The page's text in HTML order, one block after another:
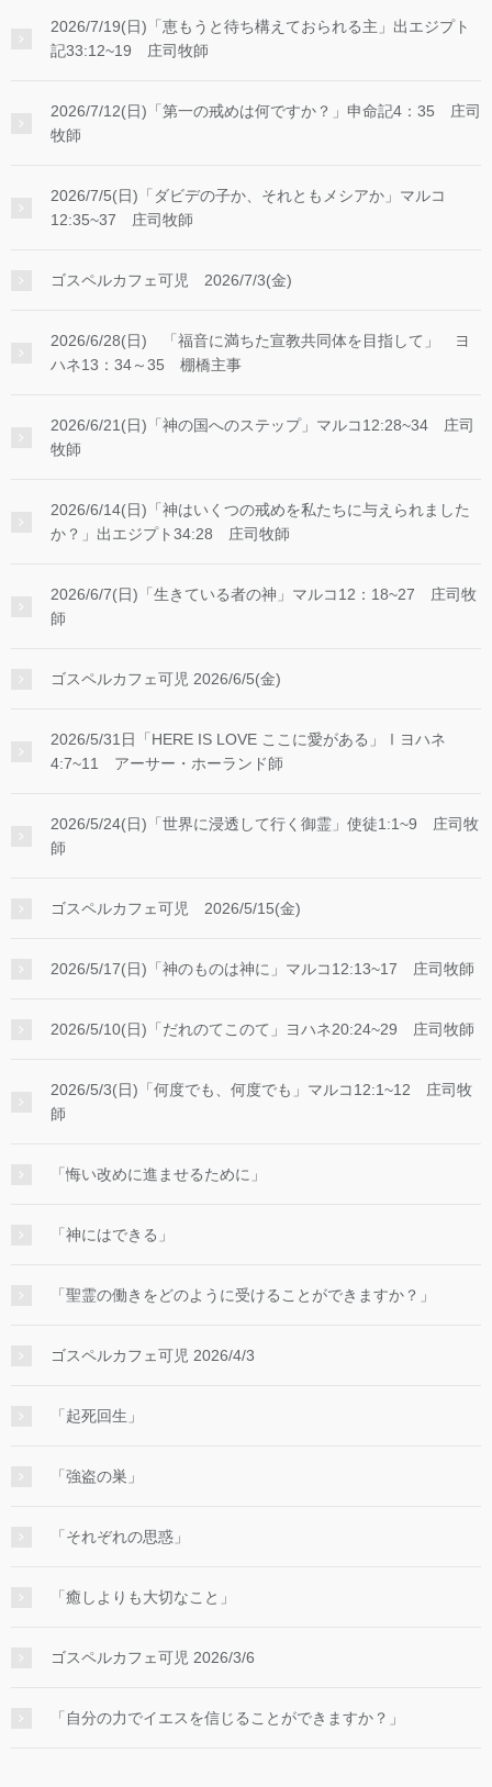
2026/7/19(日)「恵もうと待ち構えておられる主」出エジプト
記33:12~19 庄司牧師
2026/7/12(日)「第一の戒めは何ですか？」申命記4：35 庄司
牧師
2026/7/5(日)「ダビデの子か、それともメシアか」マルコ
12:35~37 庄司牧師
ゴスペルカフェ可児 2026/7/3(金)
2026/6/28(日) 「福音に満ちた宣教共同体を目指して」 ヨ
ハネ13：34～35 棚橋主事
2026/6/21(日)「神の国へのステップ」マルコ12:28~34 庄司
牧師
2026/6/14(日)「神はいくつの戒めを私たちに与えられました
か？」出エジプト34:28 庄司牧師
2026/6/7(日)「生きている者の神」マルコ12：18~27 庄司牧
師
ゴスペルカフェ可児 2026/6/5(金)
2026/5/31日「HERE IS LOVE ここに愛がある」Ⅰヨハネ
4:7~11 アーサー・ホーランド師
2026/5/24(日)「世界に浸透して行く御霊」使徒1:1~9 庄司牧
師
ゴスペルカフェ可児 2026/5/15(金)
2026/5/17(日)「神のものは神に」マルコ12:13~17 庄司牧師
2026/5/10(日)「だれのてこのて」ヨハネ20:24~29 庄司牧師
2026/5/3(日)「何度でも、何度でも」マルコ12:1~12 庄司牧
師
「悔い改めに進ませるために」
「神にはできる」
「聖霊の働きをどのように受けることができますか？」
ゴスペルカフェ可児 2026/4/3
「起死回生」
「強盗の巣」
「それぞれの思惑」
「癒しよりも大切なこと」
ゴスペルカフェ可児 2026/3/6
「自分の力でイエスを信じることができますか？」